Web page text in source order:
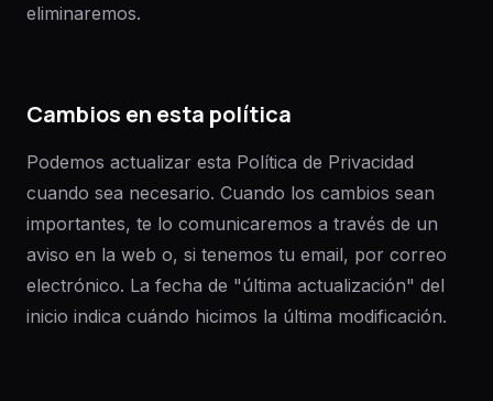
eliminaremos.
Cambios en esta política
Podemos actualizar esta Política de Privacidad
cuando sea necesario. Cuando los cambios sean
importantes, te lo comunicaremos a través de un
aviso en la web o, si tenemos tu email, por correo
electrónico. La fecha de "última actualización" del
inicio indica cuándo hicimos la última modificación.